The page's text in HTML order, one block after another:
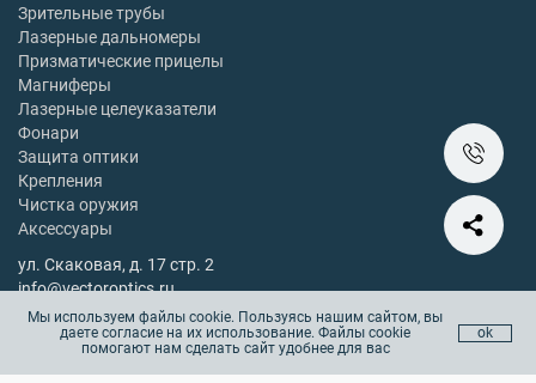
Зрительные трубы
Лазерные дальномеры
Призматические прицелы
Магниферы
Лазерные целеуказатели
Фонари
Защита оптики
Крепления
Чистка оружия
Аксессуары
ул. Скаковая, д. 17 стр. 2
info@vectoroptics.ru
8 (800) 222-98-82
Остались вопросы? Позвоните с 10:00 до 18:00, без выходных
Мы используем файлы cookie. Пользуясь нашим сайтом, вы
даете согласие на их использование. Файлы cookie
помогают нам сделать сайт удобнее для вас
ok